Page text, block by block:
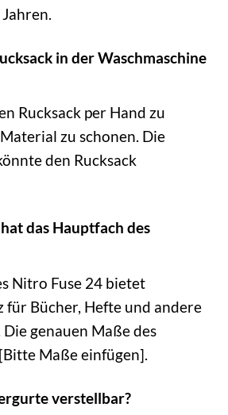
in der Waschmaschine
Rucksack per Hand zu
zu schonen. Die
den Rucksack
das Hauptfach des
Nitro Fuse 24 bietet
für Bücher, Hefte und andere
genauen Maße des
Maße einfügen].
verstellbar?